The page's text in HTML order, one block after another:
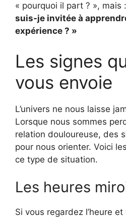
« pourquoi il part ? », mais :
suis-je invitée à
expérience ? »
Les signes
vous envoie
L’univers ne nous laisse
Lorsque nous sommes
relation douloureuse, des
pour nous orienter. Voici
ce type de situation.
Les heures
Si vous regardez l’heure